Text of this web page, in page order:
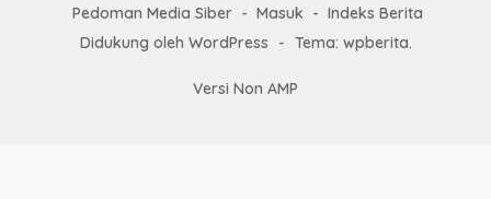
Pedoman Media Siber
Masuk
Indeks Berita
Didukung oleh WordPress
- Tema: wpberita.
Versi Non AMP